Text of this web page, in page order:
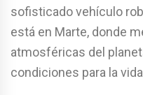
sofisticado vehículo
está en Marte, donde
atmosféricas del
condiciones para la